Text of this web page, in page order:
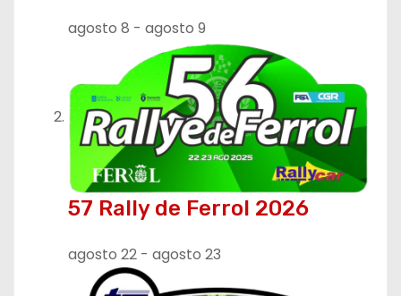
agosto 8 - agosto 9
57 Rally de Ferrol 2026
agosto 22 - agosto 23